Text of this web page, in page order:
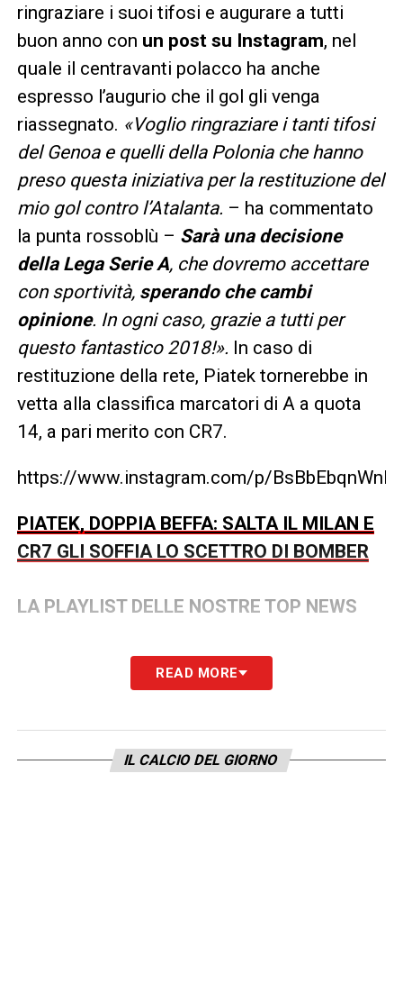
ringraziare i suoi tifosi e augurare a tutti
buon anno con un post su Instagram, nel
quale il centravanti polacco ha anche
espresso l’augurio che il gol gli venga
riassegnato. «Voglio ringraziare i tanti tifosi
del Genoa e quelli della Polonia che hanno
preso questa iniziativa per la restituzione del
mio gol contro l’Atalanta. – ha commentato
la punta rossoblù – Sarà una decisione
della Lega Serie A, che dovremo accettare
con sportività, sperando che cambi
opinione. In ogni caso, grazie a tutti per
questo fantastico 2018!». In caso di
restituzione della rete, Piatek tornerebbe in
vetta alla classifica marcatori di A a quota
14, a pari merito con CR7.
https://www.instagram.com/p/BsBbEbqnWnE/
PIATEK, DOPPIA BEFFA: SALTA IL MILAN E
CR7 GLI SOFFIA LO SCETTRO DI BOMBER
LA PLAYLIST DELLE NOSTRE TOP NEWS
READ MORE
IL CALCIO DEL GIORNO